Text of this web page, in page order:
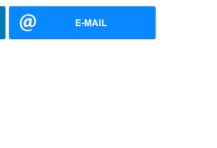
E-MAIL